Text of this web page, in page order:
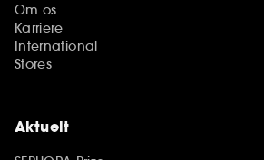
Om os
Karriere
International
Stores
Aktuelt